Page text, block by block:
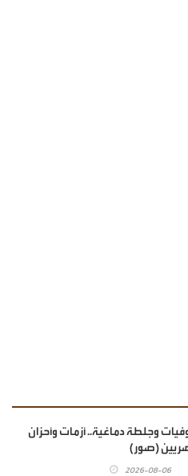
وجلطة دماغية.. أزمات وأحزان
(صور)
2026-08-06